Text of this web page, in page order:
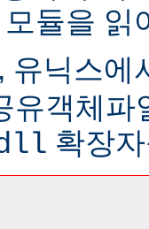
듈을 읽
유닉스에
유객체파
확장